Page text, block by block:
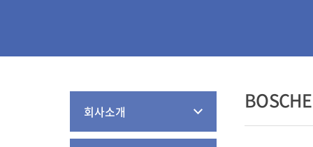
회사소개